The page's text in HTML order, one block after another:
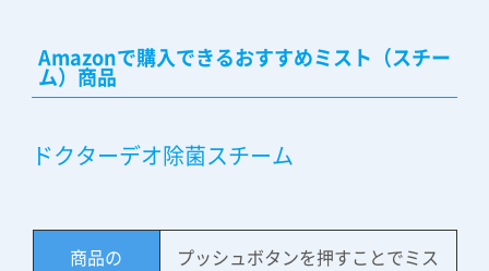
Amazonで購入できるおすすめミスト（スチー
ム）商品
ドクターデオ除菌スチーム
商品の
プッシュボタンを押すことでミス